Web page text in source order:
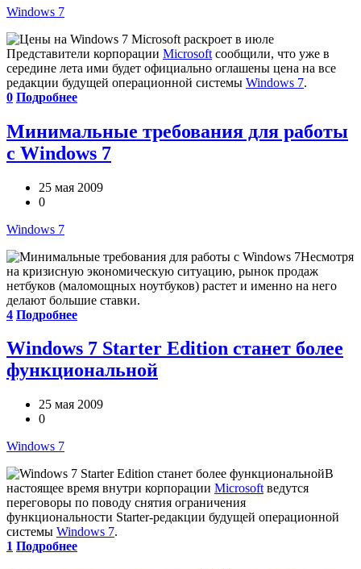
Windows 7
Представители корпорации Microsoft сообщили, что уже в
середине лета ими будет официально оглашены цена на все
редакции будущей операционной системы Windows 7.
0 Подробнее
Минимальные требования для работы
с Windows 7
25 мая 2009
0
Windows 7
Несмотря
на кризисную экономическую ситуацию, рынок продаж
нетбуков (маломощных ноутбуков) растет и именно на него
делают большие ставки.
4 Подробнее
Windows 7 Starter Edition станет более
функциональной
25 мая 2009
0
Windows 7
В
настоящее время внутри корпорации Microsoft ведутся
переговоры по поводу снятия ограничения
функциональности Starter-редакции будущей операционной
системы Windows 7.
1 Подробнее